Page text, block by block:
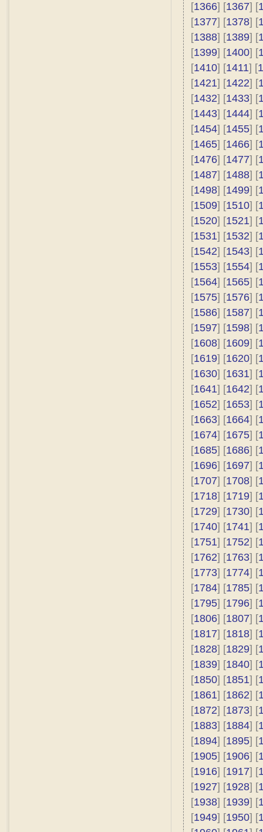
[1366] [1367] [
[1377] [1378] [
[1388] [1389] [
[1399] [1400] [
[1410] [1411] [
[1421] [1422] [
[1432] [1433] [
[1443] [1444] [
[1454] [1455] [
[1465] [1466] [
[1476] [1477] [
[1487] [1488] [
[1498] [1499] [
[1509] [1510] [
[1520] [1521] [
[1531] [1532] [
[1542] [1543] [
[1553] [1554] [
[1564] [1565] [
[1575] [1576] [
[1586] [1587] [
[1597] [1598] [
[1608] [1609] [
[1619] [1620] [
[1630] [1631] [
[1641] [1642] [
[1652] [1653] [
[1663] [1664] [
[1674] [1675] [
[1685] [1686] [
[1696] [1697] [
[1707] [1708] [
[1718] [1719] [
[1729] [1730] [
[1740] [1741] [
[1751] [1752] [
[1762] [1763] [
[1773] [1774] [
[1784] [1785] [
[1795] [1796] [
[1806] [1807] [
[1817] [1818] [
[1828] [1829] [
[1839] [1840] [
[1850] [1851] [
[1861] [1862] [
[1872] [1873] [
[1883] [1884] [
[1894] [1895] [
[1905] [1906] [
[1916] [1917] [
[1927] [1928] [
[1938] [1939] [
[1949] [1950] [